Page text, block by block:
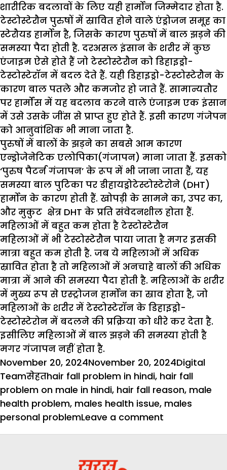
शारीरिक बदलावों के लिए यही हार्मोन जिम्मेदार होता है.
टेस्टोस्टेरौन पुरुषों में स्रावित होने वाले एंड्रोजन समूह का
स्टेरौयड हार्मोन है, जिसके कारण पुरुषों में बाल झड़ने की
समस्या पैदा होती है. दरअसल इंसान के शरीर में कुछ
एंजाइम ऐसे होते हैं जो टेस्टोस्टेरौन को डिहाइड्रो-
टेस्टोस्टेरॉन में बदल देते हैं. यही डिहाइड्रो-टेस्टोस्टेरौन के
कारण बाल पतले और कमजोर हो जाते हैं. सामान्यतौर
पर हार्मोंस में यह बदलाव करने वाले एंजाइम एक इंसान
में उसे उसके जींस से प्राप्त हुए होते हैं. इसी कारण गंजेपन
को आनुवांशिक भी माना जाता है.
पुरुषों में बालों के झड़ने का सबसे आम कारण
एन्ड्रोजेनेटिक एलोपिका(गंजापन) माना जाता हैं. इसको
‘पुरुष पैटर्न गंजापन’ के रूप में भी जाना जाता हैं, यह
समस्या बाल पुटिका पर डीहायड्रोटेस्टोस्टेरोने (DHT)
हार्मोन के कारण होती हैं. खोपड़ी के सामने का, उपर का,
और मुकुट क्षेत्र DHT के प्रति संवेदनशील होता हैं.
महिलाओं में बहुत कम होता है टेस्टोस्टेरौन
महिलाओं में भी टेस्टोस्टेरौन पाया जाता है मगर इसकी
मात्रा बहुत कम होती है. जब ये महिलाओं में अधिक
स्रावित होता है तो महिलाओं में अनचाहे बालों की अधिक
मात्रा में आने की समस्या पैदा होती है. महिलाओं के शरीर
में मुख्य रूप से एस्ट्रोजन हार्मोन का स्राव होता है, जो
महिलाओं के शरीर में टेस्टोस्टेरॉन के डिहाइड्रो-
टेस्टोस्टेरोन में बदलने की प्रक्रिया को धीरे कर देता है.
इसीलिए महिलाओं में बाल झड़ने की समस्या होती है
मगर गंजापन नहीं होता है.
Posted
on
November 20, 2024November 20, 2024Author
Digital
TeamCategories
सेहतTags
hair fall problem in hindi, hair fall
problem on male in hindi, hair fall reason, male
health problem, males health issue, males
personal problemLeave a comment